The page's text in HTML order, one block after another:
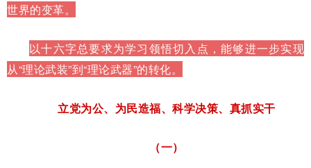
世界的变革。
以十六字总要求为学习领悟切入点，能够进一步实现
从“理论武装”到“理论武器”的转化。
立党为公、为民造福、科学决策、真抓实干
（一）